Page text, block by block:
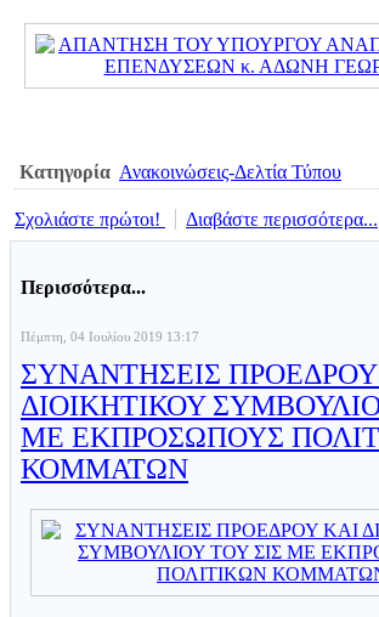
Κατηγορία Ανακοινώσεις-Δελτία Τύπου
Σχολιάστε πρώτοι! Διαβάστε περισσότερα...
Περισσότερα...
Πέμπτη, 04 Ιουλίου 2019 13:17
ΣΥΝΑΝΤΗΣΕΙΣ ΠΡΟΕΔΡΟΥ
ΔΙΟΙΚΗΤΙΚΟΥ
ΜΕ ΕΚΠΡΟΣΩΠΟΥΣ
ΚΟΜΜΑΤΩΝ